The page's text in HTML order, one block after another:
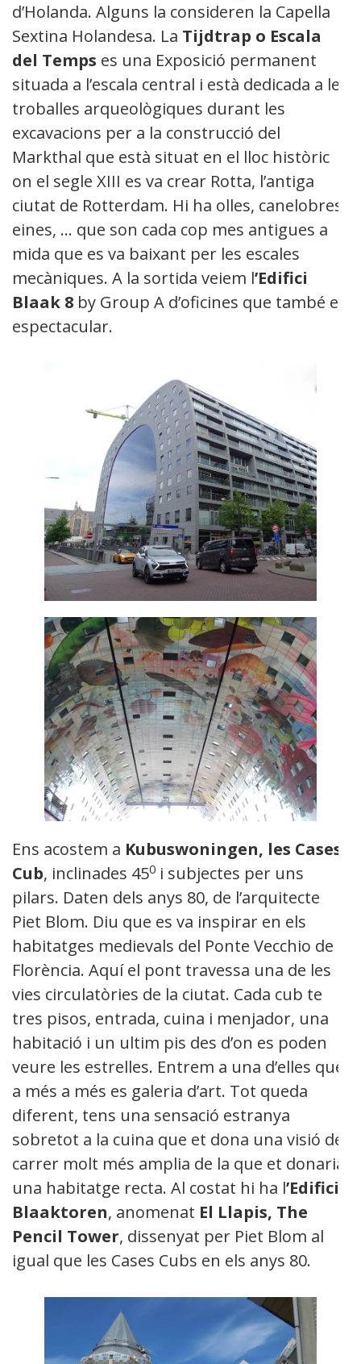
d’Holanda. Alguns la consideren la Capella
Sextina Holandesa. La Tijdtrap o Escala
del Temps es una Exposició permanent
situada a l’escala central i està dedicada a les
troballes arqueològiques durant les
excavacions per a la construcció del
Markthal que està situat en el lloc històric
on el segle XIII es va crear Rotta, l’antiga
ciutat de Rotterdam. Hi ha olles, canelobres,
eines, … que son cada cop mes antigues a
mida que es va baixant per les escales
mecàniques. A la sortida veiem l’Edifici
Blaak 8 by Group A d’oficines que també es
espectacular.
Ens acostem a Kubuswoningen, les Cases
Cub, inclinades 450 i subjectes per uns
pilars. Daten dels anys 80, de l’arquitecte
Piet Blom. Diu que es va inspirar en els
habitatges medievals del Ponte Vecchio de
Florència. Aquí el pont travessa una de les
vies circulatòries de la ciutat. Cada cub te
tres pisos, entrada, cuina i menjador, una
habitació i un ultim pis des d’on es poden
veure les estrelles. Entrem a una d’elles que
a més a més es galeria d’art. Tot queda
diferent, tens una sensació estranya
sobretot a la cuina que et dona una visió del
carrer molt més amplia de la que et donaria
una habitatge recta. Al costat hi ha l’Edifici
Blaaktoren, anomenat El Llapis, The
Pencil Tower, dissenyat per Piet Blom al
igual que les Cases Cubs en els anys 80.